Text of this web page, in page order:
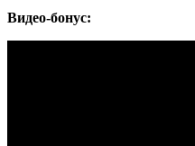
Видео-бонус: